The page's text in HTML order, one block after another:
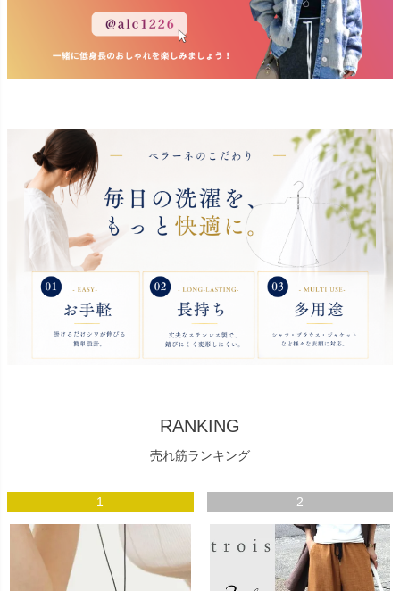
RANKING
売れ筋ランキング
1 2